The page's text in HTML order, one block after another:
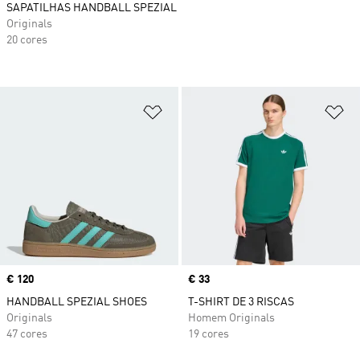
Adicionar à Lista de Desejos
Price
€ 120
HANDBALL SPEZIAL SHOES
Originals
47 cores
Price
€ 33
T-SHIRT DE 3 RISCAS
Homem Originals
19 cores
SAPATILHAS HANDBALL SPEZIAL
Originals
20 cores